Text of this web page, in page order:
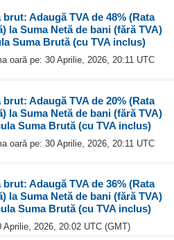
Adaugă TVA de 48% (Rata
la Suma Netă de bani (fără TVA)
Suma Brută (cu TVA inclus)
oară pe: 30 Aprilie, 2026, 20:11 UTC
Adaugă TVA de 20% (Rata
la Suma Netă de bani (fără TVA)
Suma Brută (cu TVA inclus)
oară pe: 30 Aprilie, 2026, 20:11 UTC
Adaugă TVA de 36% (Rata
la Suma Netă de bani (fără TVA)
Suma Brută (cu TVA inclus)
2026, 20:02 UTC (GMT)